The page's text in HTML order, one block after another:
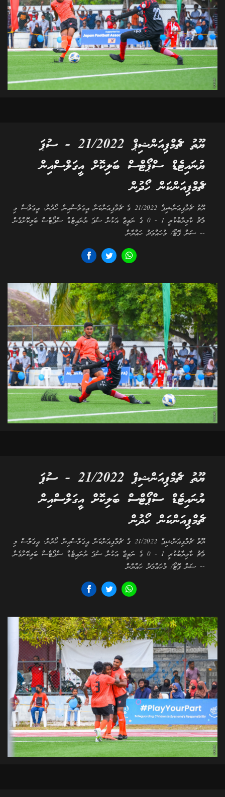
ޔޫތު ޗެމްޕިއަންޝިޕް 21/2022 - ސުޕަ
ޔުނައިޓެޑް ސްޕޯޓްސް ބަލިކޮށް އީގަލްސްއިން
ޗެމްޕިއަންކަން ހޯދުން
ޔޫތު ޗެމްޕިއަންޝިޕް 21/2022 ގެ ޗެމްޕިއަންކަން އީގަލްސްއިން ހޯދުން. އީގަލްސް މި
މެޗު ކާމިޔާބުކުރީ 1 - 0 ގެ ނަތީޖާ އަކުން ސުޕަ ޔުނައިޓެޑް ސްޕޯޓްސް ބަލިކޮށްގެން
-- ސަން ފޮޓޯ/ މުހައްމަދު ހައްޔާން
ޔޫތު ޗެމްޕިއަންޝިޕް 21/2022 - ސުޕަ
ޔުނައިޓެޑް ސްޕޯޓްސް ބަލިކޮށް އީގަލްސްއިން
ޗެމްޕިއަންކަން ހޯދުން
ޔޫތު ޗެމްޕިއަންޝިޕް 21/2022 ގެ ޗެމްޕިއަންކަން އީގަލްސްއިން ހޯދުން. އީގަލްސް މި
މެޗު ކާމިޔާބުކުރީ 1 - 0 ގެ ނަތީޖާ އަކުން ސުޕަ ޔުނައިޓެޑް ސްޕޯޓްސް ބަލިކޮށްގެން
-- ސަން ފޮޓޯ/ މުހައްމަދު ހައްޔާން